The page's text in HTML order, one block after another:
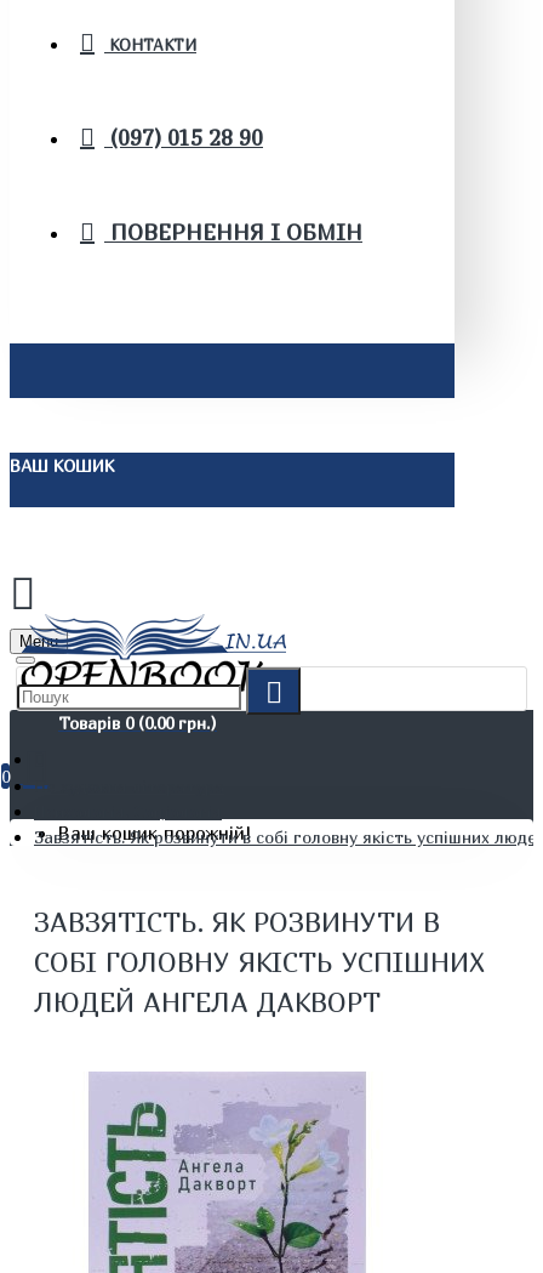
КОНТАКТИ
(097) 015 28 90
ПОВЕРНЕННЯ І ОБМІН
ВАШ КОШИК
Menu
Товарів 0 (0.00 грн.)
0
Ваш кошик порожній!
Не художня література
Завзятість. Як розвинути в собі головну якість успішних
ЗАВЗЯТІСТЬ. ЯК РОЗВИНУТИ В
СОБІ ГОЛОВНУ ЯКІСТЬ УСПІШНИХ
ЛЮДЕЙ АНГЕЛА ДАКВОРТ